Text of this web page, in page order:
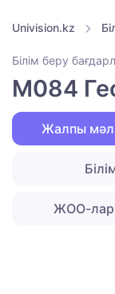
Univision.kz
Білім беру
M084
Жалпы
ЖОО-лар